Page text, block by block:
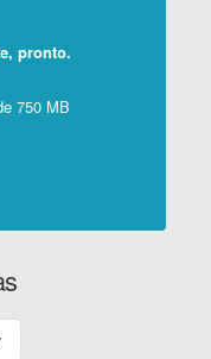
pronto.
750 MB